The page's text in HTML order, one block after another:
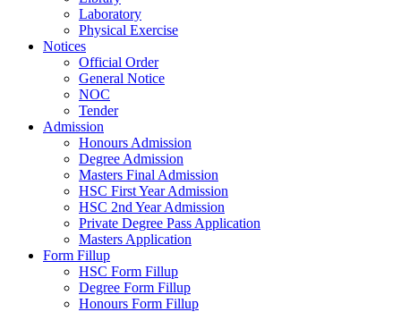
Laboratory
Physical Exercise
Notices
Official Order
General Notice
NOC
Tender
Admission
Honours Admission
Degree Admission
Masters Final Admission
HSC First Year Admission
HSC 2nd Year Admission
Private Degree Pass Application
Masters Application
Form Fillup
HSC Form Fillup
Degree Form Fillup
Honours Form Fillup